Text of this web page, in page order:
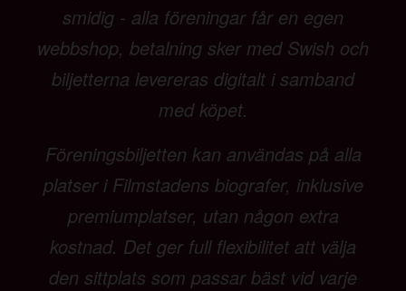
smidig - alla föreningar får en egen
webbshop, betalning sker med Swish och
biljetterna levereras digitalt i samband
med köpet.
Föreningsbiljetten kan användas på alla
platser i Filmstadens biografer, inklusive
premiumplatser, utan någon extra
kostnad. Det ger full flexibilitet att välja
den sittplats som passar bäst vid varje